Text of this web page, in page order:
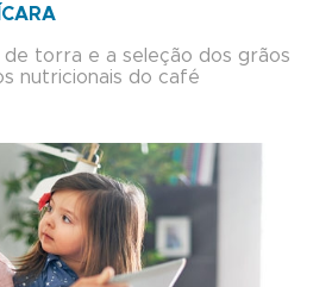
de torra e a seleção dos grãos
nutricionais do café